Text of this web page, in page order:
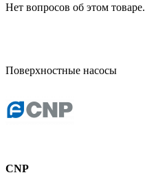
Нет вопросов об этом товаре.
Поверхностные насосы
CNP